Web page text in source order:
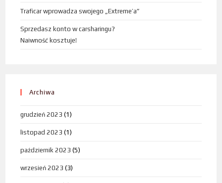
Traficar wprowadza swojego „Extreme’a”
Sprzedasz konto w carsharingu?
Naiwność kosztuje!
Archiwa
grudzień 2023 (1)
listopad 2023 (1)
październik 2023 (5)
wrzesień 2023 (3)